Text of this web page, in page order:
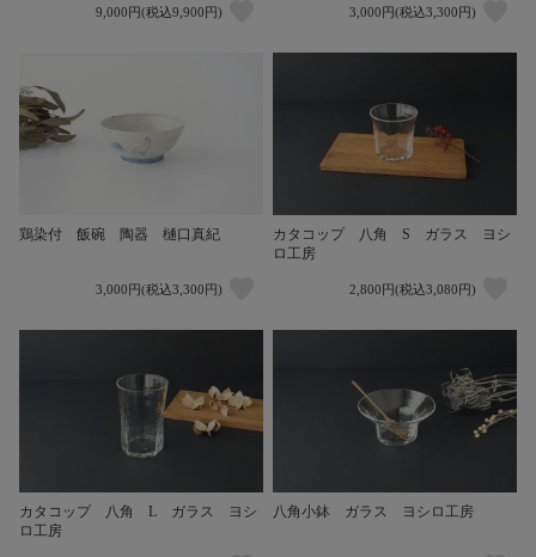
9,000円(税込9,900円) 3,000円(税込3,300円)
鶏染付 飯碗 陶器 樋口真紀
3,000円(税込3,300円)
カタコップ 八角 S ガラス ヨシ
ロ工房
2,800円(税込3,080円)
カタコップ 八角 L ガラス ヨシ
ロ工房
八角小鉢 ガラス ヨシロ工房